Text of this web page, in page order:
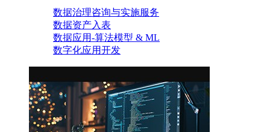
数据治理咨询与实施服务
数据资产入表
数据应用-算法模型 & ML
数字化应用开发